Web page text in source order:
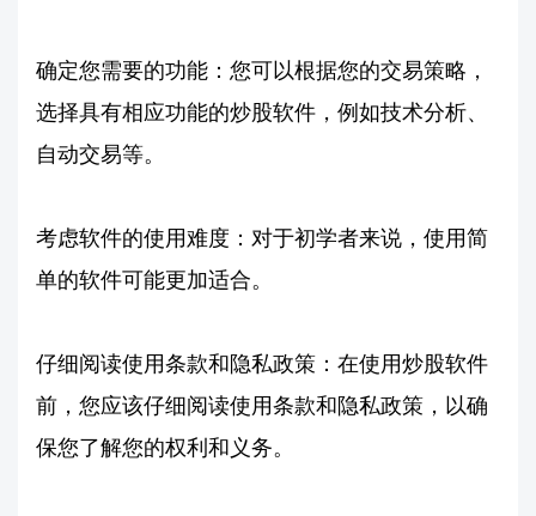
确定您需要的功能：您可以根据您的交易策略，
选择具有相应功能的炒股软件，例如技术分析、
自动交易等。
考虑软件的使用难度：对于初学者来说，使用简
单的软件可能更加适合。
仔细阅读使用条款和隐私政策：在使用炒股软件
前，您应该仔细阅读使用条款和隐私政策，以确
保您了解您的权利和义务。